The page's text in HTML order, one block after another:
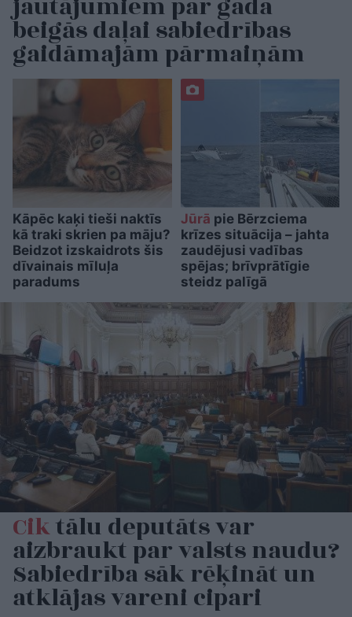
jautājumiem par gada
beigās daļai sabiedrības
gaidāmajām pārmaiņām
Kāpēc kaķi tieši naktīs
kā traki skrien pa māju?
Beidzot izskaidrots šis
dīvainais mīluļa
paradums
Jūrā pie Bērzciema
krīzes situācija – jahta
zaudējusi vadības
spējas; brīvprātīgie
steidz palīgā
Ciktālu deputāts var
aizbraukt par valsts naudu?
Sabiedrība sāk rēķināt un
atklājas vareni cipari